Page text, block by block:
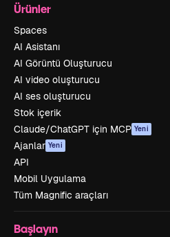
Ürünler
Spaces
AI Asistanı
AI Görüntü Oluşturucu
AI video oluşturucu
AI ses oluşturucu
Stok içerik
Claude/ChatGPT için MCP Yeni
Ajanlar Yeni
API
Mobil Uygulama
Tüm Magnific araçları
Başlayın